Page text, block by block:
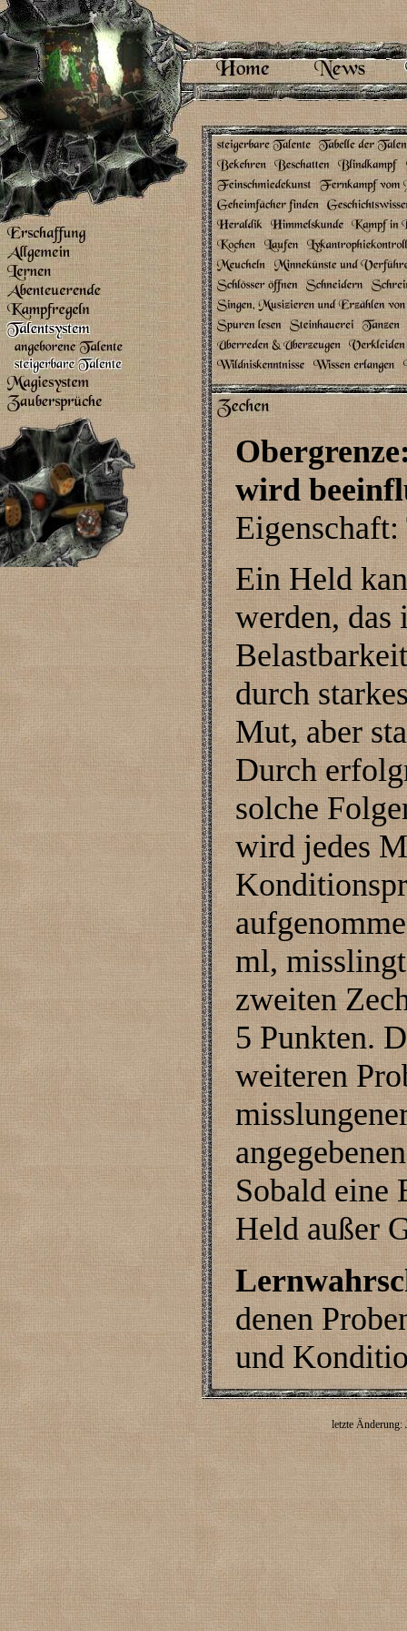
wird
Ein Held
werden, das
durch
Mut, aber
Durch
solche
wird jedes
ml,
zweiten
5 Punkten.
weiteren
Sobald eine
Held außer
denen
und
letzte Änderung: